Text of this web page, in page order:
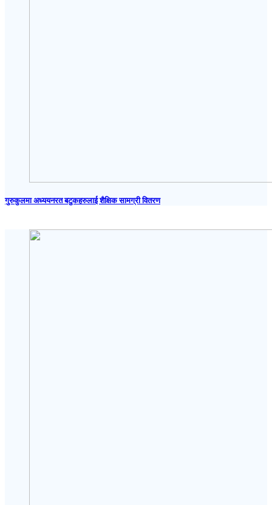
गुरुकुलमा अध्ययनरत बटुकहरुलाई शैक्षिक सामग्री वितरण